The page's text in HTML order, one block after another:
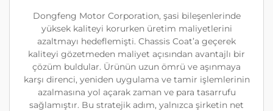
Dongfeng Motor Corporation, şasi bileşenlerinde
yüksek kaliteyi korurken üretim maliyetlerini
azaltmayı hedeflemişti. Chassis Coat’a geçerek
kaliteyi gözetmeden maliyet açısından avantajlı bir
çözüm buldular. Ürünün uzun ömrü ve aşınmaya
karşı direnci, yeniden uygulama ve tamir işlemlerinin
azalmasına yol açarak zaman ve para tasarrufu
sağlamıştır. Bu stratejik adım, yalnızca şirketin net